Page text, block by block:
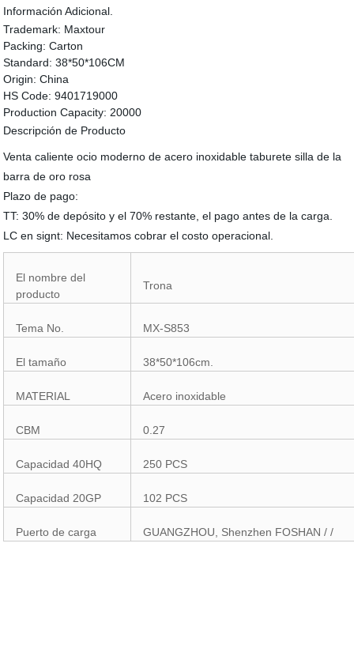
Información Adicional.
Trademark: Maxtour
Packing: Carton
Standard: 38*50*106CM
Origin: China
HS Code: 9401719000
Production Capacity: 20000
Descripción de Producto
Venta caliente ocio moderno de acero inoxidable taburete silla de la
barra de oro rosa
Plazo de pago:
TT: 30% de depósito y el 70% restante, el pago antes de la carga.
LC en signt: Necesitamos cobrar el costo operacional.
El nombre del
producto
Trona
Tema No. MX-S853
El tamaño 38*50*106cm.
MATERIAL Acero inoxidable
CBM 0.27
Capacidad 40HQ 250 PCS
Capacidad 20GP 102 PCS
Puerto de carga GUANGZHOU, Shenzhen FOSHAN / /